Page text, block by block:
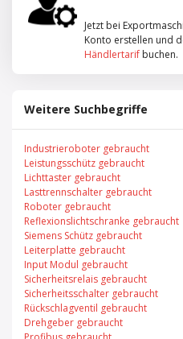
Jetzt bei
Konto erstellen und
Händlertarif buchen.
Weitere Suchbegriffe
Industrieroboter gebraucht
Leistungsschütz gebraucht
Lichttaster gebraucht
Lasttrennschalter gebraucht
Roboter gebraucht
Reflexionslichtschranke gebraucht
Siemens Schütz gebraucht
Leiterplatte gebraucht
Input Modul gebraucht
Sicherheitsrelais gebraucht
Sicherheitsschalter gebraucht
Rückschlagventil gebraucht
Drehgeber gebraucht